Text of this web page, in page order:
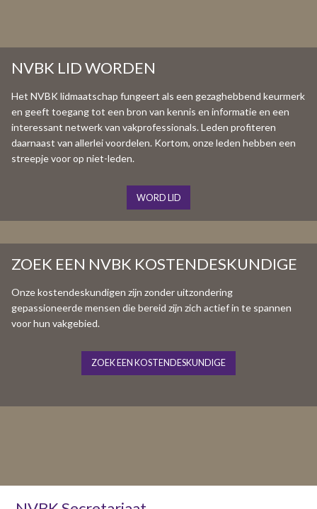
NVBK LID WORDEN
Het NVBK lidmaatschap fungeert als een gezaghebbend keurmerk
en geeft toegang tot een bron van kennis en informatie en een
interessant netwerk van vakprofessionals. Leden profiteren
daarnaast van allerlei voordelen. Kortom, onze leden hebben een
streepje voor op niet-leden.
WORD LID
ZOEK EEN NVBK KOSTENDESKUNDIGE
Onze kostendeskundigen zijn zonder uitzondering
gepassioneerde mensen die bereid zijn zich actief in te spannen
voor hun vakgebied.
ZOEK EEN KOSTENDESKUNDIGE